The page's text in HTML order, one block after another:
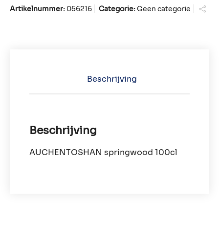
Artikelnummer: 056216 Categorie:Geen categorie
Beschrijving
Beschrijving
AUCHENTOSHAN springwood 100cl